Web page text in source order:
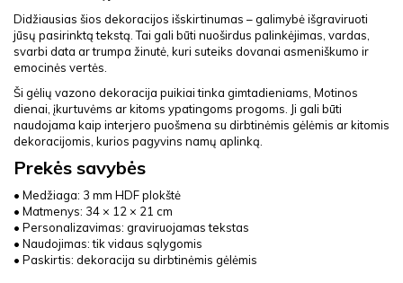
Didžiausias šios dekoracijos išskirtinumas – galimybė išgraviruoti
jūsų pasirinktą tekstą. Tai gali būti nuoširdus palinkėjimas, vardas,
svarbi data ar trumpa žinutė, kuri suteiks dovanai asmeniškumo ir
emocinės vertės.
Ši gėlių vazono dekoracija puikiai tinka gimtadieniams, Motinos
dienai, įkurtuvėms ar kitoms ypatingoms progoms. Ji gali būti
naudojama kaip interjero puošmena su dirbtinėmis gėlėmis ar kitomis
dekoracijomis, kurios pagyvins namų aplinką.
Prekės savybės
• Medžiaga: 3 mm HDF plokštė
• Matmenys: 34 × 12 × 21 cm
• Personalizavimas: graviruojamas tekstas
• Naudojimas: tik vidaus sąlygomis
• Paskirtis: dekoracija su dirbtinėmis gėlėmis